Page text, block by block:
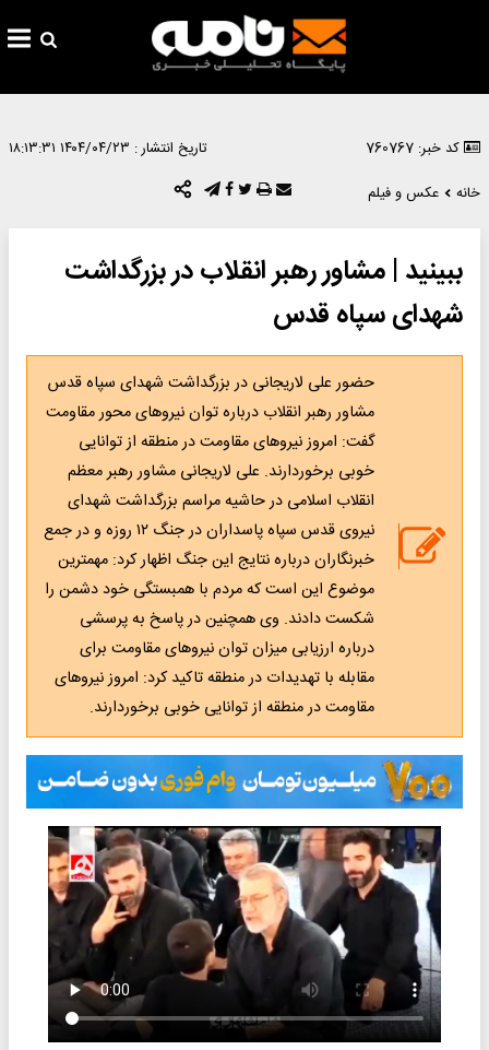
کد خبر: 760767 تاریخ انتشار : ۱۴۰۴/۰۴/۲۳ ۱۸:۱۳:۳۱
خانه
عکس و فیلم
ببینید | مشاور رهبر انقلاب در بزرگداشت
شهدای سپاه قدس
حضور علی لاریجانی در بزرگداشت شهدای سپاه قدس
مشاور رهبر انقلاب درباره توان نیروهای محور مقاومت
گفت: امروز نیروهای مقاومت در منطقه از توانایی
خوبی برخوردارند. علی لاریجانی مشاور رهبر معظم
انقلاب اسلامی در حاشیه مراسم بزرگداشت شهدای
نیروی قدس سپاه پاسداران در جنگ ۱۲ روزه و در جمع
خبرنگاران درباره نتایج این جنگ اظهار کرد: مهمترین
موضوع این است که مردم با همبستگی خود دشمن را
شکست دادند. وی همچنین در پاسخ به پرسشی
درباره ارزیابی میزان توان نیروهای مقاومت برای
مقابله با تهدیدات در منطقه تاکید کرد: امروز نیروهای
مقاومت در منطقه از توانایی خوبی برخوردارند.